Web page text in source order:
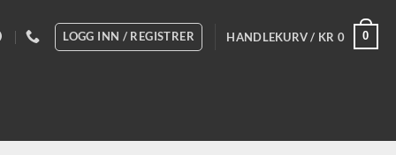
LOGG INN / REGISTRER HANDLEKURV / KR 0 0